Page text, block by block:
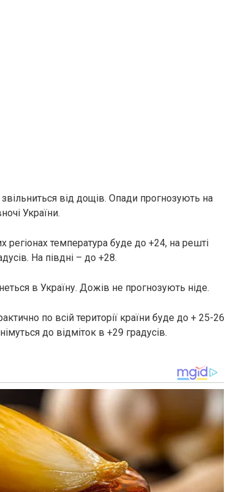
від дощів. Опади прогнозують на
України.
регіонах температура буде до +24, на решті
На півдні – до +28.
в Україну. Дожів не прогнозують ніде.
по всій території країни буде до + 25-26
до відміток в +29 градусів.